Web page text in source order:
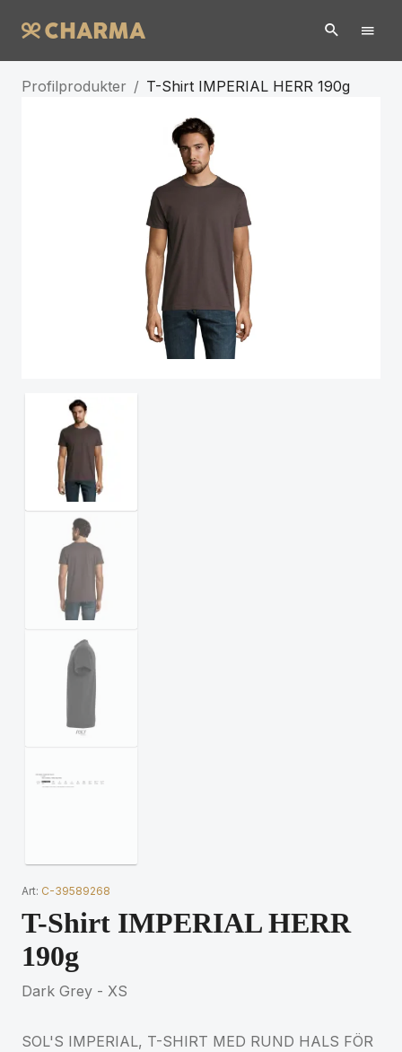
Profilprodukter / T-Shirt IMPERIAL HERR 190g
Art: C-39589268
T-Shirt IMPERIAL HERR
190g
Dark Grey - XS
SOL'S IMPERIAL, T-SHIRT MED RUND HALS FÖR